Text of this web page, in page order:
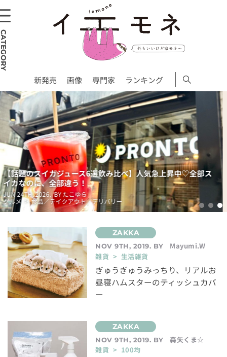
新発売 画像 専門家 ランキング
部ス
SNSで話題のミルクティーを飲み比べ！「定番だから
ないチェーン店の味わいを総チェック
JUN 9TH, 2026. BY ぽんちゃん
グルメ > 食品／テイクアウト／デリバリー
NOV 9TH, 2019. BY
Mayumi.W
雑貨 > 生活雑貨
ぎゅうぎゅうみっちり、リアルお
昼寝ハムスターのティッシュカバ
ー
NOV 9TH, 2019. BY
森矢くま☆
雑貨 > 100均